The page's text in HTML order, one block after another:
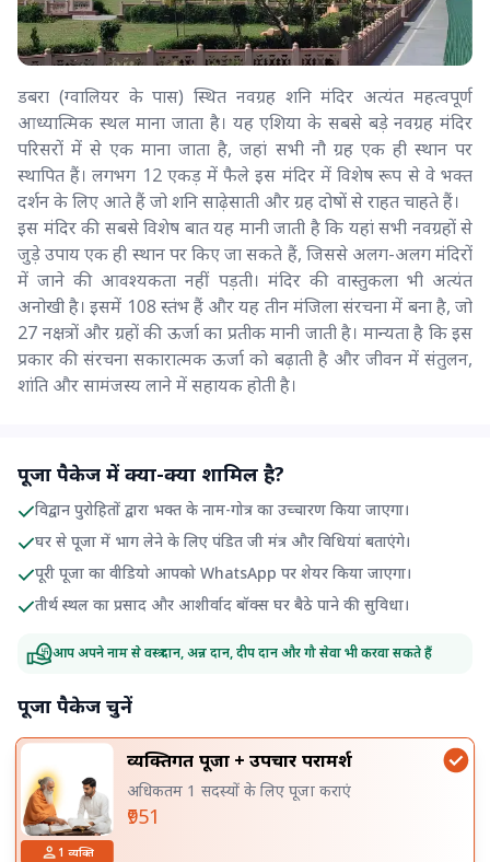
डबरा (ग्वालियर के पास) स्थित नवग्रह शनि मंदिर अत्यंत महत्वपूर्ण
आध्यात्मिक स्थल माना जाता है। यह एशिया के सबसे बड़े नवग्रह मंदिर
परिसरों में से एक माना जाता है, जहां सभी नौ ग्रह एक ही स्थान पर
स्थापित हैं। लगभग 12 एकड़ में फैले इस मंदिर में विशेष रूप से वे भक्त
दर्शन के लिए आते हैं जो शनि साढ़ेसाती और ग्रह दोषों से राहत चाहते हैं।
इस मंदिर की सबसे विशेष बात यह मानी जाती है कि यहां सभी नवग्रहों से
जुड़े उपाय एक ही स्थान पर किए जा सकते हैं, जिससे अलग-अलग मंदिरों
में जाने की आवश्यकता नहीं पड़ती। मंदिर की वास्तुकला भी अत्यंत
अनोखी है। इसमें 108 स्तंभ हैं और यह तीन मंजिला संरचना में बना है, जो
27 नक्षत्रों और ग्रहों की ऊर्जा का प्रतीक मानी जाती है। मान्यता है कि इस
प्रकार की संरचना सकारात्मक ऊर्जा को बढ़ाती है और जीवन में संतुलन,
शांति और सामंजस्य लाने में सहायक होती है।
पूजा पैकेज में क्या-क्या शामिल है?
विद्वान पुरोहितों द्वारा भक्त के नाम-गोत्र का उच्चारण किया जाएगा।
घर से पूजा में भाग लेने के लिए पंडित जी मंत्र और विधियां बताएंगे।
पूरी पूजा का वीडियो आपको WhatsApp पर शेयर किया जाएगा।
तीर्थ स्थल का प्रसाद और आशीर्वाद बॉक्स घर बैठे पाने की सुविधा।
आप अपने नाम से वस्त्र दान, अन्न दान, दीप दान और गौ सेवा भी करवा सकते हैं
पूजा पैकेज चुनें
1 व्यक्ति
व्यक्तिगत पूजा + उपचार परामर्श
अधिकतम 1 सदस्यों के लिए पूजा कराएं
₹951